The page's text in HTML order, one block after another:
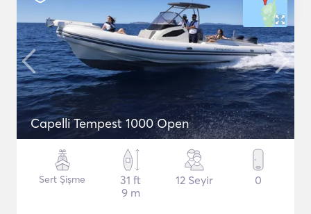
Capelli Tempest 1000 Open
Sert Şişme
31 ft
9 m
12 Seyir 0